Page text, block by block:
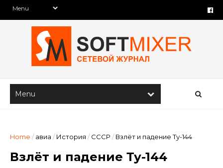
Home / авиа / История / СССР / Взлёт и падение Ту-144
Взлёт и падение Ту-144